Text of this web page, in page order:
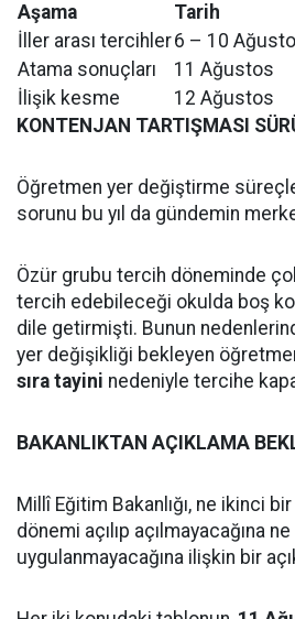
Aşama
Tarih
İller arası tercihler6 – 10
Atama sonuçları
11 Ağustos
İlişik kesme
12 Ağustos
KONTENJAN TARTIŞMASI
Öğretmen yer değiştirme
sorunu bu yıl da gündemin
Özür grubu tercih döneminde
tercih edebileceği okulda boş
dile getirmişti. Bunun
yer değişikliği bekleyen
sıra tayini nedeniyle tercihe
BAKANLIKTAN AÇIKLAMA
Millî Eğitim Bakanlığı, ne ikinci
dönemi açılıp açılmayacağına
uygulanmayacağına ilişkin bir